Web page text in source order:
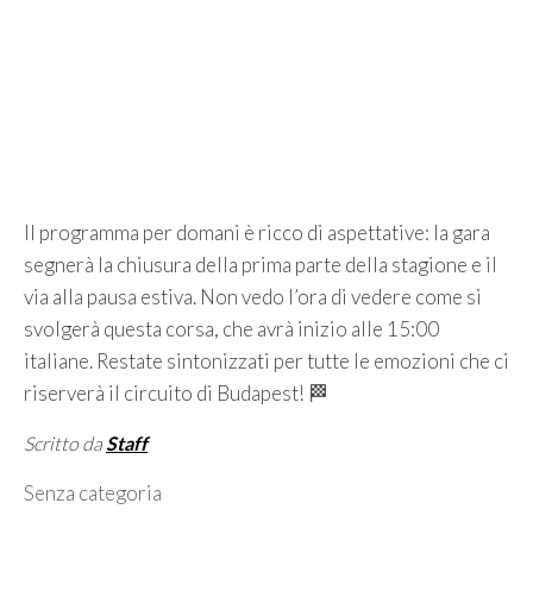
Il programma per domani è ricco di aspettative: la gara
segnerà la chiusura della prima parte della stagione e il
via alla pausa estiva. Non vedo l’ora di vedere come si
svolgerà questa corsa, che avrà inizio alle 15:00
italiane. Restate sintonizzati per tutte le emozioni che ci
riserverà il circuito di Budapest! 🏁
Scritto daStaff
Categorie
Senza categoria